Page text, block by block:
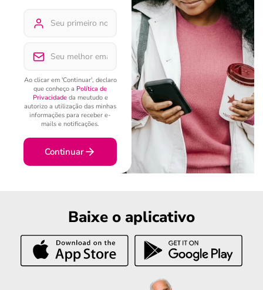
Ao clicar em 'Continuar', declaro
que conheço a Política de
Privacidadeda meutudo e
autorizo a utilização das minhas
informações para receber e-
mails e notificações.
Continuar
Baixe o aplicativo